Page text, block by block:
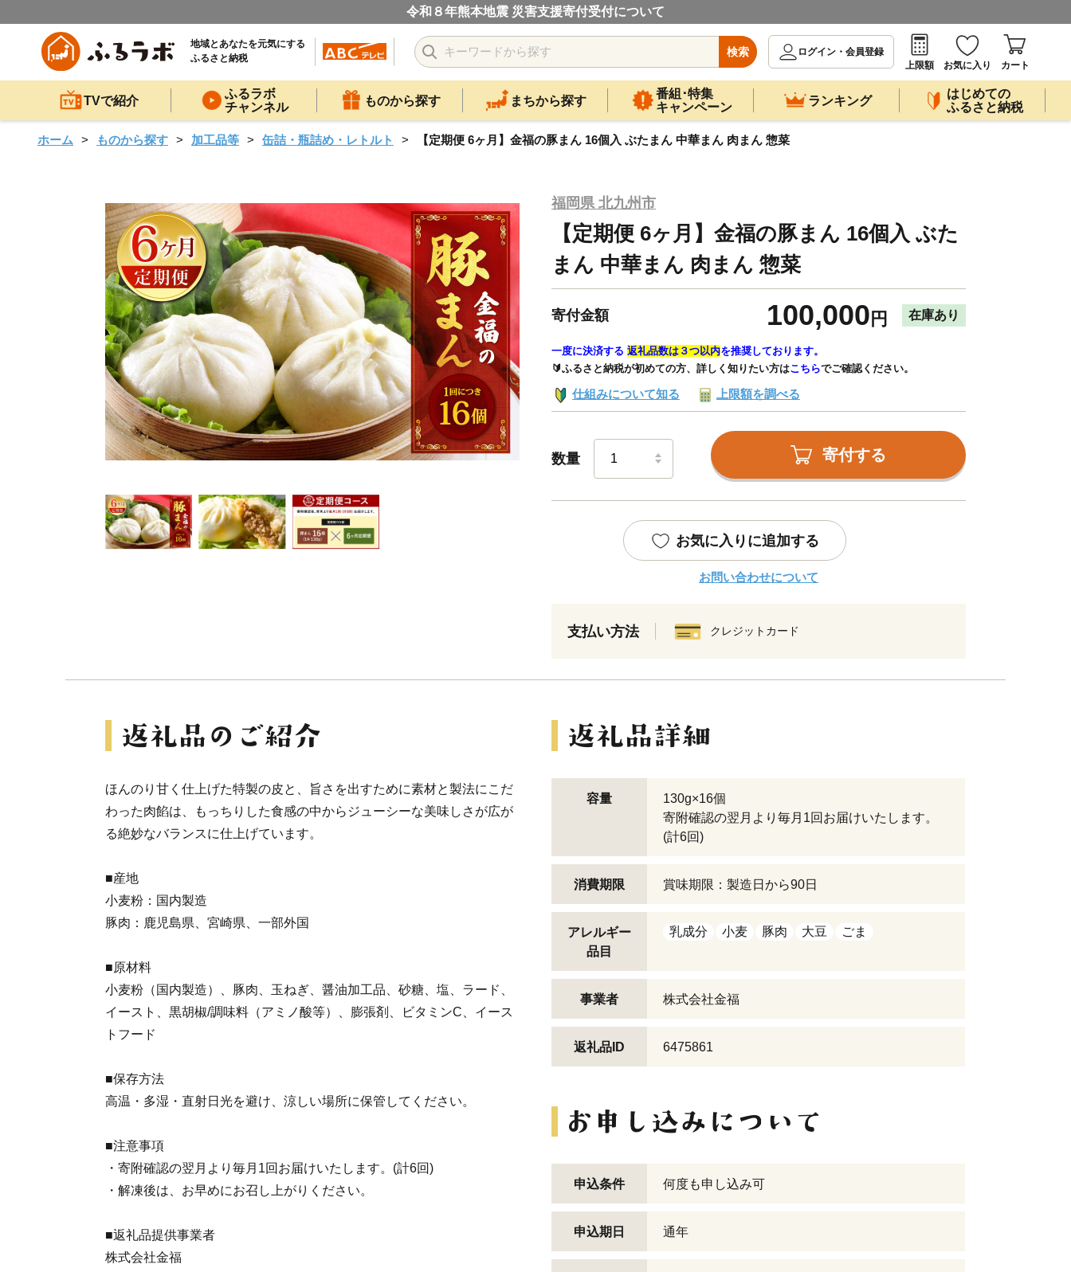
令和８年熊本地震 災害支援寄付受付について
地域とあなたを元気にする
ふるさと納税
検索
ログイン・会員登録
上限額
お気に入り カート
TVで紹介
ふるラボ
チャンネル
ものから探す まちから探す
番組･特集
キャンペーン
ランキング
はじめての
ふるさと納税
ホーム ものから探す 加工品等 缶詰・瓶詰め・レトルト 【定期便 6ヶ月】金福の豚まん 16個入 ぶたまん 中華まん 肉まん 惣菜
福岡県 北九州市
【定期便 6ヶ月】金福の豚まん 16個入 ぶた
まん 中華まん 肉まん 惣菜
寄付金額 100,000 円 在庫あり
一度に決済する 返礼品数は３つ以内を推奨しております。
🔰ふるさと納税が初めての方、詳しく知りたい方はこちらでご確認ください。
仕組みについて知る 上限額を調べる
数量 寄付する
お気に入りに追加する
お問い合わせについて
支払い方法 クレジットカード
ほんのり甘く仕上げた特製の皮と、旨さを出すために素材と製法にこだ
わった肉餡は、もっちりした食感の中からジューシーな美味しさが広が
る絶妙なバランスに仕上げています。
■産地
小麦粉：国内製造
豚肉：鹿児島県、宮崎県、一部外国
■原材料
小麦粉（国内製造）、豚肉、玉ねぎ、醤油加工品、砂糖、塩、ラード、
イースト、黒胡椒/調味料（アミノ酸等）、膨張剤、ビタミンC、イース
トフード
■保存方法
高温・多湿・直射日光を避け、涼しい場所に保管してください。
■注意事項
・寄附確認の翌月より毎月1回お届けいたします。(計6回)
・解凍後は、お早めにお召し上がりください。
■返礼品提供事業者
株式会社金福
容量
130g×16個
寄附確認の翌月より毎月1回お届けいたします。
(計6回)
消費期限 賞味期限：製造日から90日
アレルギー
品目
乳成分 小麦 豚肉 大豆 ごま
事業者 株式会社金福
返礼品ID 6475861
申込条件 何度も申し込み可
申込期日 通年